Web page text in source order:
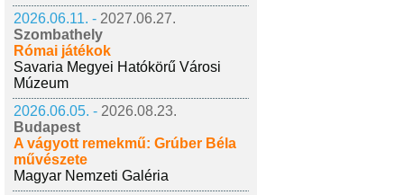
2026.06.11. - 2027.06.27.
Szombathely
Római játékok
Savaria Megyei Hatókörű Városi
Múzeum
2026.06.05. - 2026.08.23.
Budapest
A vágyott remekmű: Grúber Béla
művészete
Magyar Nemzeti Galéria